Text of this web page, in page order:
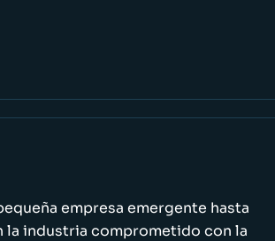
empresa emergente hasta
industria comprometido con la